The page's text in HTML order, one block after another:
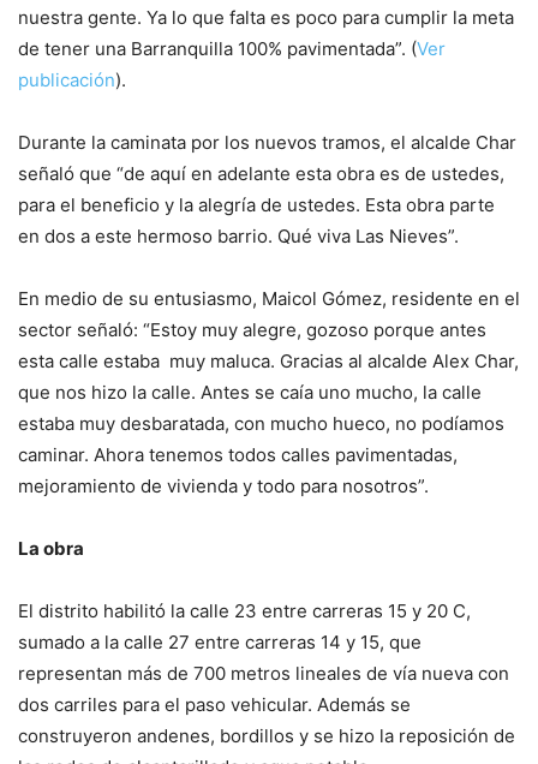
nuestra gente. Ya lo que falta es poco para cumplir la meta
de tener una Barranquilla 100% pavimentada”. (Ver
publicación).
Durante la caminata por los nuevos tramos, el alcalde Char
señaló que “de aquí en adelante esta obra es de ustedes,
para el beneficio y la alegría de ustedes. Esta obra parte
en dos a este hermoso barrio. Qué viva Las Nieves”.
En medio de su entusiasmo, Maicol Gómez, residente en el
sector señaló: “Estoy muy alegre, gozoso porque antes
esta calle estaba muy maluca. Gracias al alcalde Alex Char,
que nos hizo la calle. Antes se caía uno mucho, la calle
estaba muy desbaratada, con mucho hueco, no podíamos
caminar. Ahora tenemos todos calles pavimentadas,
mejoramiento de vivienda y todo para nosotros”.
La obra
El distrito habilitó la calle 23 entre carreras 15 y 20 C,
sumado a la calle 27 entre carreras 14 y 15, que
representan más de 700 metros lineales de vía nueva con
dos carriles para el paso vehicular. Además se
construyeron andenes, bordillos y se hizo la reposición de